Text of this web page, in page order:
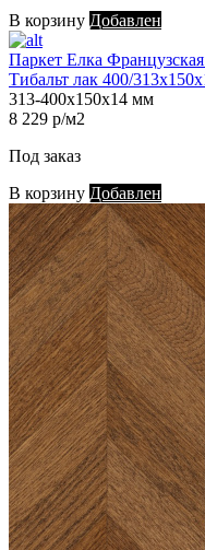
В корзину Добавлен
Паркет Елка
Тибальт лак 400/
313-400х150х14 мм
8 229 р/м2
Под заказ
В корзину Добавлен